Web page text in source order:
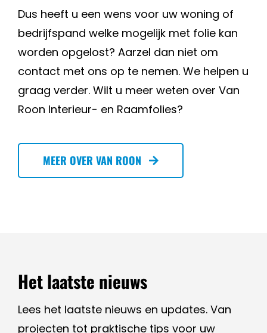
Dus heeft u een wens voor uw woning of
bedrijfspand welke mogelijk met folie kan
worden opgelost? Aarzel dan niet om
contact met ons op te nemen. We helpen u
graag verder. Wilt u meer weten over Van
Roon Interieur- en Raamfolies?
MEER OVER VAN ROON
Het laatste nieuws
Lees het laatste nieuws en updates. Van
projecten tot praktische tips voor uw